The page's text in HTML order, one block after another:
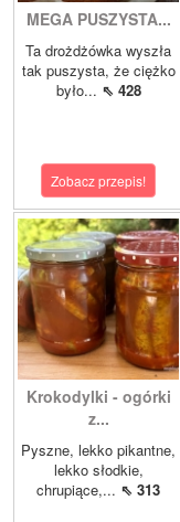
MEGA PUSZYSTA...
Ta drożdżówka wyszła
tak puszysta, że ciężko
było... ⇖ 428
Zobacz przepis!
Krokodylki - ogórki
z...
Pyszne, lekko pikantne,
lekko słodkie,
chrupiące,... ⇖ 313